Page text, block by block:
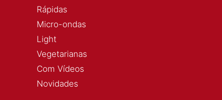
Rápidas
Micro-ondas
Light
Vegetarianas
Com Vídeos
Novidades